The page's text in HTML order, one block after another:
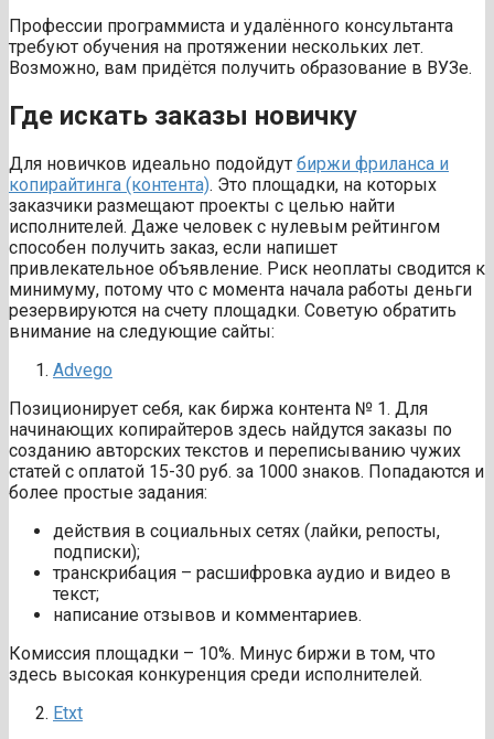
Профессии программиста и удалённого консультанта
требуют обучения на протяжении нескольких лет.
Возможно, вам придётся получить образование в ВУЗе.
Где искать заказы новичку
Для новичков идеально подойдут биржи фриланса и
копирайтинга (контента). Это площадки, на которых
заказчики размещают проекты с целью найти
исполнителей. Даже человек с нулевым рейтингом
способен получить заказ, если напишет
привлекательное объявление. Риск неоплаты сводится к
минимуму, потому что с момента начала работы деньги
резервируются на счету площадки. Советую обратить
внимание на следующие сайты:
Advego
Позиционирует себя, как биржа контента № 1. Для
начинающих копирайтеров здесь найдутся заказы по
созданию авторских текстов и переписыванию чужих
статей с оплатой 15-30 руб. за 1000 знаков. Попадаются и
более простые задания:
действия в социальных сетях (лайки, репосты,
подписки);
транскрибация – расшифровка аудио и видео в
текст;
написание отзывов и комментариев.
Комиссия площадки – 10%. Минус биржи в том, что
здесь высокая конкуренция среди исполнителей.
Etxt